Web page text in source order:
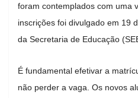
foram contemplados com uma
inscrições foi divulgado em 19
da Secretaria de Educação
É fundamental efetivar a
não perder a vaga. Os novos